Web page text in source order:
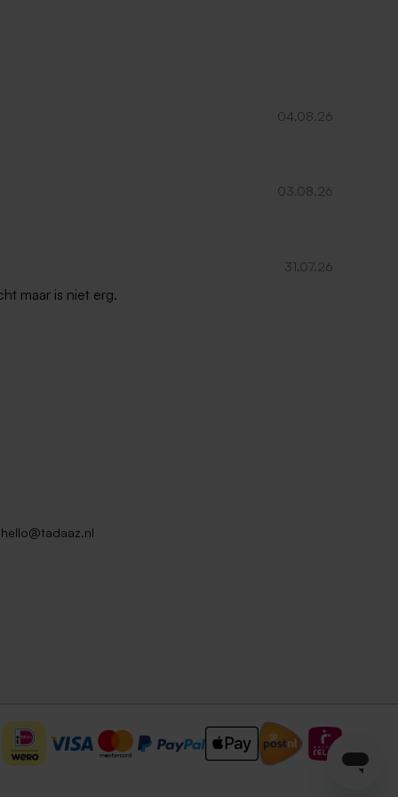
04.08.26
03.08.26
31.07.26
maar is niet erg.
hello@tadaaz.nl